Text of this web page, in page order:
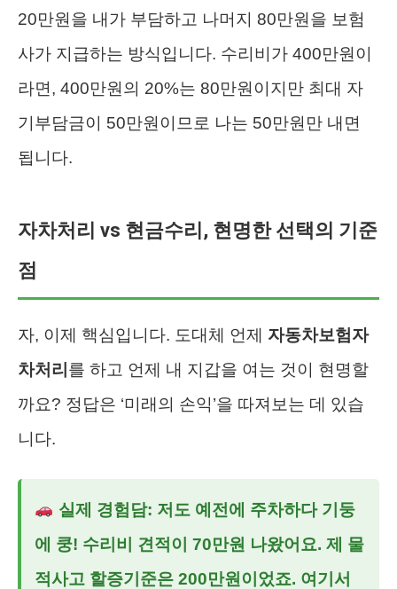
20만원을 내가 부담하고 나머지 80만원을 보험
사가 지급하는 방식입니다. 수리비가 400만원이
라면, 400만원의 20%는 80만원이지만 최대 자
기부담금이 50만원이므로 나는 50만원만 내면
됩니다.
자차처리 vs 현금수리, 현명한 선택의 기준
점
자, 이제 핵심입니다. 도대체 언제 자동차보험자
차처리 를 하고 언제 내 지갑을 여는 것이 현명할
까요? 정답은 ‘미래의 손익’을 따져보는 데 있습
니다.
실제 경험담: 저도 예전에 주차하다 기둥
에 쿵! 수리비 견적이 70만원 나왔어요. 제 물
적사고 할증기준은 200만원이었죠. 여기서